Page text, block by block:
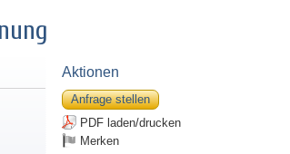
Aktionen
Anfrage stellen
PDF laden/drucken
Merken